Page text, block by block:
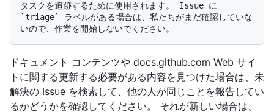
タスクを追跡するために使用されます。 Issue に
`triage` ラベルがある場合は、私たちがまだ確認していな
ドキュメント コンテンツや docs.github.com Web サイ
トに関する更新する必要がある内容を見つけた場合は、未
解決の Issue を検索して、他の人が同じことを報告してい
るかどうかを確認してください。 それが新しい場合は、